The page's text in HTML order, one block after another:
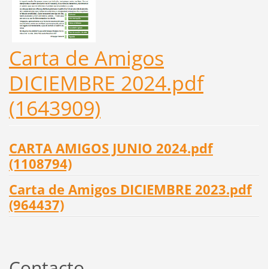
Carta de Amigos
DICIEMBRE 2024.pdf
(1643909)
CARTA AMIGOS JUNIO 2024.pdf
(1108794)
Carta de Amigos DICIEMBRE 2023.pdf
(964437)